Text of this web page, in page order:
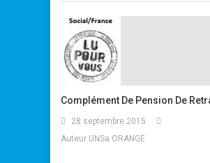
Complément De Pension De
28 septembre 2015
Auteur UNSa ORANGE